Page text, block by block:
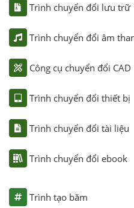
Trình chuyển đổi lưu trữ
Trình chuyển đổi âm
Công cụ chuyển đổi CAD
Trình chuyển đổi thiết bị
Trình chuyển đổi tài liệu
Trình chuyển đổi ebook
Trình tạo băm